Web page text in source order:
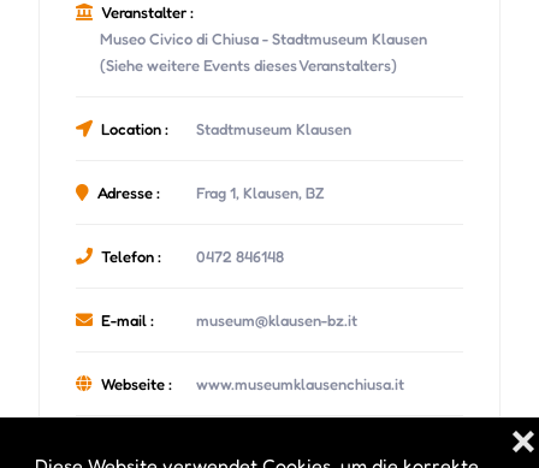
❌
Veranstalter :
Museo Civico di Chiusa - Stadtmuseum Klausen
(Siehe weitere Events dieses Veranstalters)
Location : Stadtmuseum Klausen
Adresse : Frag 1, Klausen, BZ
Telefon : 0472 846148
E-mail : museum@klausen-bz.it
Webseite : www.museumklausenchiusa.it